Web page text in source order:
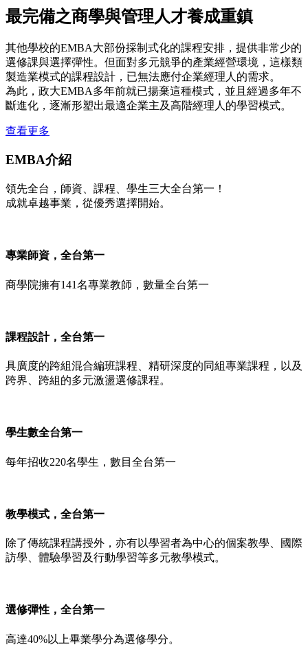
最完備之商學與管理人才養成重鎮
其他學校的EMBA大部份採制式化的課程安排，提供非常少的
選修課與選擇彈性。但面對多元競爭的產業經營環境，這樣類
製造業模式的課程設計，已無法應付企業經理人的需求。
為此，政大EMBA多年前就已揚棄這種模式，並且經過多年不
斷進化，逐漸形塑出最適企業主及高階經理人的學習模式。
查看更多
EMBA介紹
領先全台，師資、課程、學生三大全台第一！
成就卓越事業，從優秀選擇開始。
專業師資，全台第一
商學院擁有141名專業教師，數量全台第一
課程設計，全台第一
具廣度的跨組混合編班課程、精研深度的同組專業課程，以及
跨界、跨組的多元激盪選修課程。
學生數全台第一
每年招收220名學生，數目全台第一
教學模式，全台第一
除了傳統課程講授外，亦有以學習者為中心的個案教學、國際
訪學、體驗學習及行動學習等多元教學模式。
選修彈性，全台第一
高達40%以上畢業學分為選修學分。